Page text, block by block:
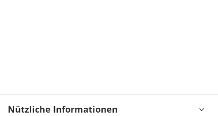
Nützliche Informationen